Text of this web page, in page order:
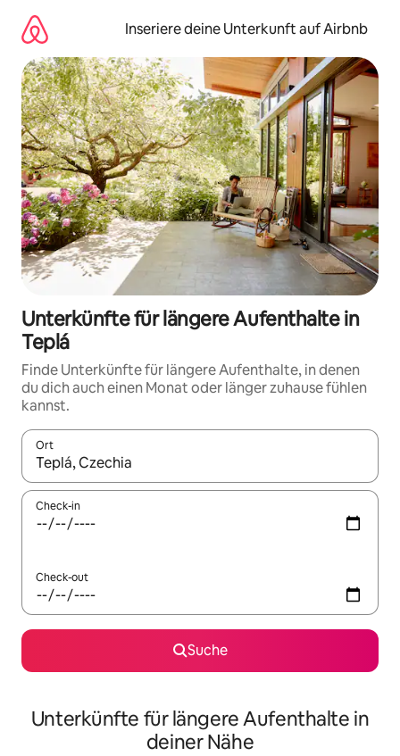
Inhalten
springen
Inseriere deine Unterkunft auf Airbnb
Unterkünfte für längere Aufenthalte in
Teplá
Finde Unterkünfte für längere Aufenthalte, in denen
du dich auch einen Monat oder länger zuhause fühlen
kannst.
Ort
Wenn Ergebnisse verfügbar sind, navigiere mit den
Check-in
Check-out
Suche
Unterkünfte für längere Aufenthalte in
deiner Nähe